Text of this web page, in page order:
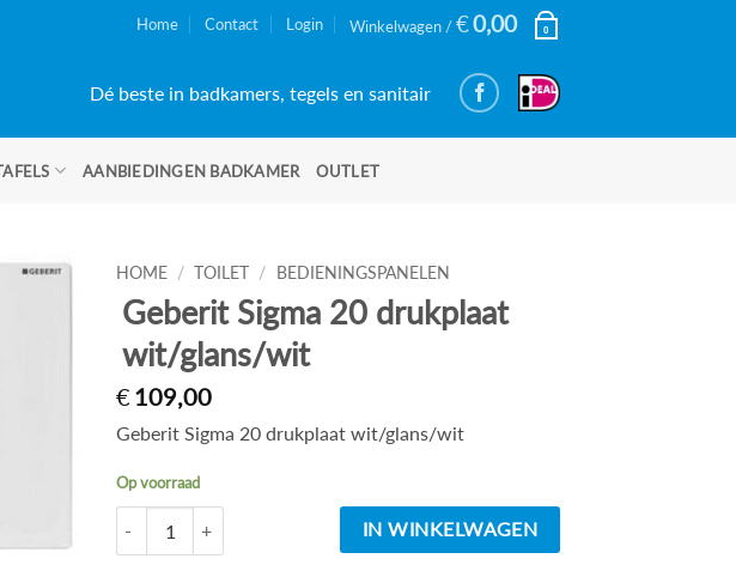
Home Contact Login Winkelwagen /€0,00 0
Dé beste in badkamers, tegels en sanitair
AANBIEDINGEN BADKAMER OUTLET
HOME / TOILET / BEDIENINGSPANELEN
Geberit Sigma 20 drukplaat
wit/glans/wit
€ 109,00
Geberit Sigma 20 drukplaat wit/glans/wit
Op voorraad
Geberit Sigma 20 drukplaat wit/glans/wit aantal
IN WINKELWAGEN